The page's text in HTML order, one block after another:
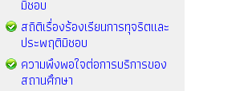
มิชอบ
สถิติเรื่องร้องเรียนการทุจริตและ
ประพฤติมิชอบ
ความพึงพอใจต่อการบริการของ
สถานศึกษา